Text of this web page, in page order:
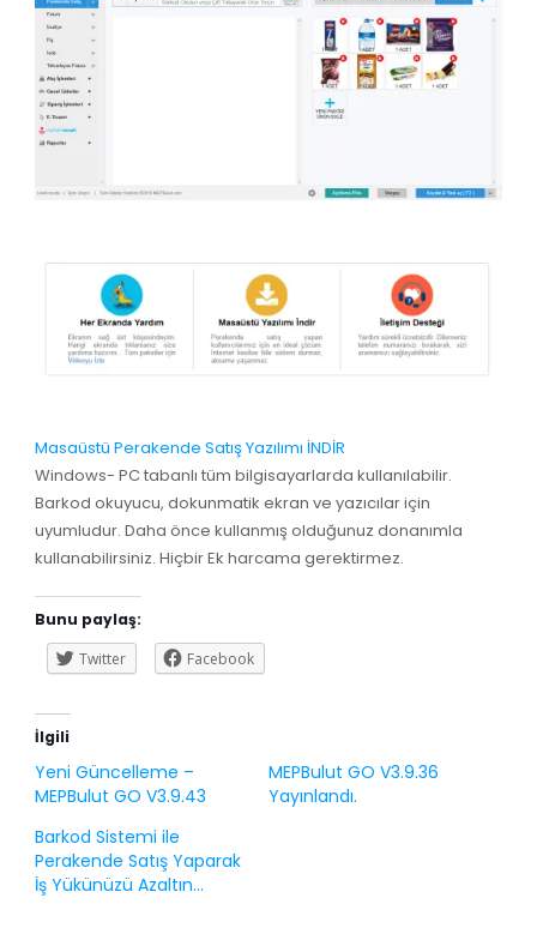
Masaüstü Perakende Satış Yazılımı İNDİR
Windows- PC tabanlı tüm bilgisayarlarda kullanılabilir.
Barkod okuyucu, dokunmatik ekran ve yazıcılar için
uyumludur. Daha önce kullanmış olduğunuz donanımla
kullanabilirsiniz. Hiçbir Ek harcama gerektirmez.
Bunu paylaş:
Twitter
Facebook
İlgili
Yeni Güncelleme –
MEPBulut GO V3.9.43
MEPBulut GO V3.9.36
Yayınlandı.
Barkod Sistemi ile
Perakende Satış Yaparak
İş Yükünüzü Azaltın…